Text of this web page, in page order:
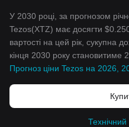
У 2030 році, за прогнозом
Tezos(XTZ) має досягти
вартості на цей рік, сукупна
кінця 2030 року становитиме
Прогноз ціни Tezos на 2026,
Технічний